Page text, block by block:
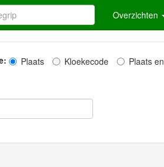
Overzichten
Plaats Kloekecode Plaats